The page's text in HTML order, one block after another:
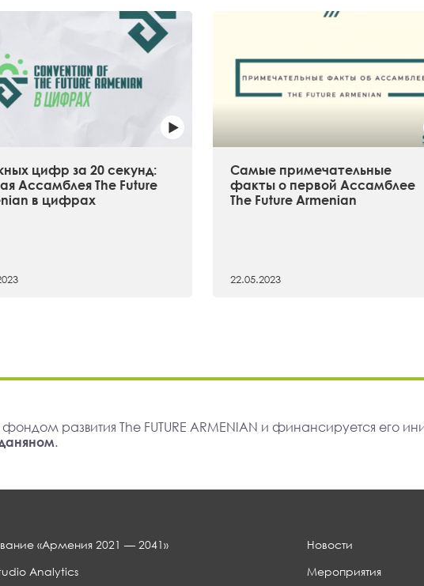
цифр за 20 секунд:
Ассамблея The Future
в цифрах
Самые примечательные
факты о первой Ассамблее
The Future Armenian
22.05.2023
фондом развития The FUTURE ARMENIAN и финансируется его
.
«Армения 2021 — 2041»
Analytics
Новости
Мероприятия